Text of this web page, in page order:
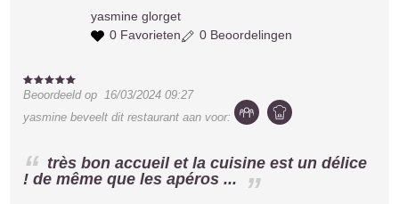
yasmine glorget
0 Favorieten
0 Beoordelingen
Beoordeeld op16/03/2024 09:27
yasmine beveelt dit restaurant aan voor:
très bon accueil et la cuisine est un délice
! de même que les apéros ...